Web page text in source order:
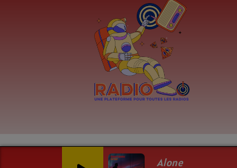
Alone
© 2016 - 2025 LM7 RADIO Tous droits réservés